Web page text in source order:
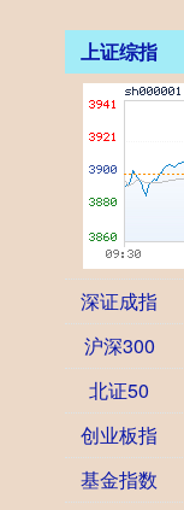
上证综指
深证成指
沪深300
北证50
创业板指
基金指数